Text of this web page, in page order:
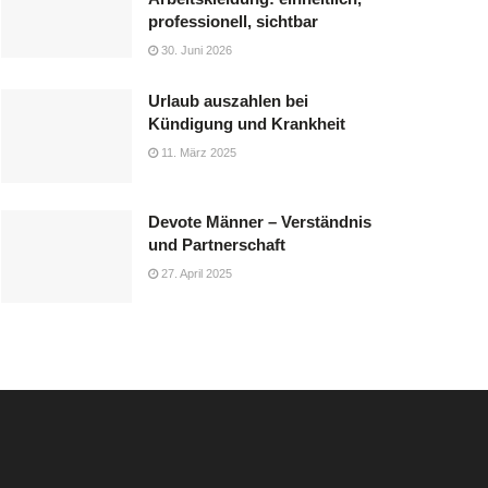
professionell, sichtbar
30. Juni 2026
Urlaub auszahlen bei
Kündigung und Krankheit
11. März 2025
Devote Männer – Verständnis
und Partnerschaft
27. April 2025